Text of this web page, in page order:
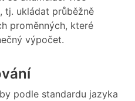
tj. ukládat průběžně
proměnných, které
výpočet.
podle standardu jazyka